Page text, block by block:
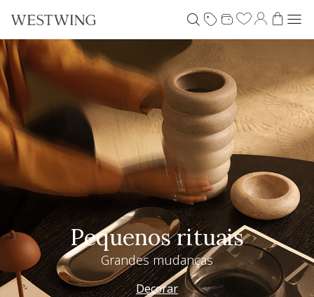
Pequenos rituais
Grandes mudanças
Decorar